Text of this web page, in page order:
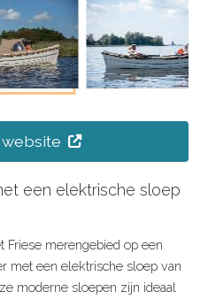
een elektrische sloep
Friese merengebied op een
met een elektrische sloep van
moderne sloepen zijn ideaal